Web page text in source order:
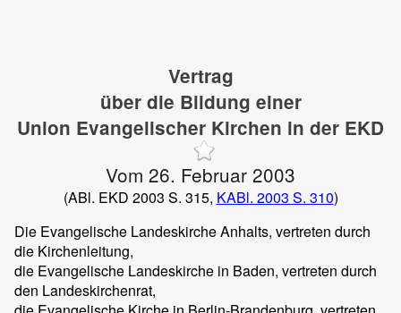
Vertrag
über die Bildung einer
Union Evangelischer Kirchen in der EKD
Vom 26. Februar 2003
(ABl. EKD 2003 S. 315, KABl. 2003 S. 310)
Die Evangelische Landeskirche Anhalts, vertreten durch
die Kirchenleitung,
die Evangelische Landeskirche in Baden, vertreten durch
den Landeskirchenrat,